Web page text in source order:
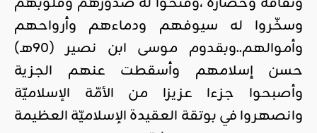
وسخّروا له سيوفهم ودماءهم وأرواحهم
وأموالهم..وبقدوم موسى ابن نصير (90هـ)
حسن إسلامهم وأسقطت عنهم الجزية
وأصبحوا جزءا عزيزا من الأمّة الإسلاميّة
وانصهروا في بوتقة العقيدة الإسلاميّة العظيمة